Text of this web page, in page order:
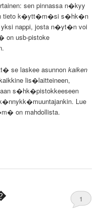
sen pinnassa n�kyy
tieto k�ytt�m�si s�hk�n
nappi, josta n�yt�n voi
usb-pistoke
se laskee asunnonkaiken
lis�laitteineen,
s�hk�pistokkeeseen
Lue
on mahdollista.
1